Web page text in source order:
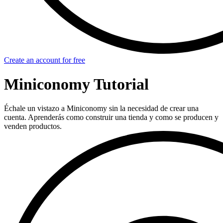
Create an account for free
Miniconomy Tutorial
Échale un vistazo a Miniconomy sin la necesidad de crear una
cuenta. Aprenderás como construir una tienda y como se producen y
venden productos.